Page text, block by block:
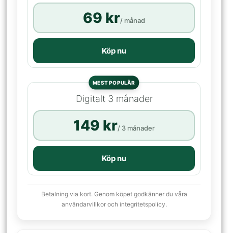
69 kr/ månad
Köp nu
MEST POPULÄR
Digitalt 3 månader
149 kr/ 3 månader
Köp nu
Betalning via kort. Genom köpet godkänner du våra
användarvillkor och integritetspolicy.